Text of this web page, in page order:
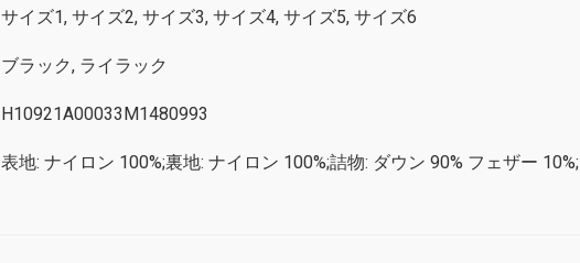
サイズ1, サイズ2, サイズ3, サイズ4, サイズ5, サイズ6
ブラック, ライラック
H10921A00033M1480993
表地: ナイロン 100%;裏地: ナイロン 100%;詰物: ダウン 90% フェザー 10%;